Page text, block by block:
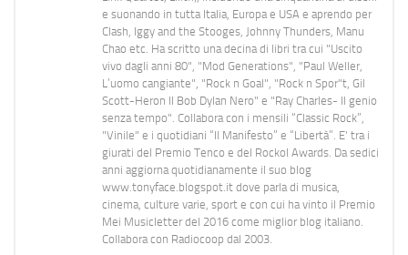
e suonando in tutta Italia, Europa e USA e aprendo per
Clash, Iggy and the Stooges, Johnny Thunders, Manu
Chao etc. Ha scritto una decina di libri tra cui "Uscito
vivo dagli anni 80", "Mod Generations", "Paul Weller,
L’uomo cangiante", "Rock n Goal", "Rock n Spor"t, Gil
Scott-Heron Il Bob Dylan Nero" e "Ray Charles- Il genio
senza tempo". Collabora con i mensili “Classic Rock”,
"Vinile" e i quotidiani “Il Manifesto” e “Libertà”. E' tra i
giurati del Premio Tenco e del Rockol Awards. Da sedici
anni aggiorna quotidianamente il suo blog
www.tonyface.blogspot.it dove parla di musica,
cinema, culture varie, sport e con cui ha vinto il Premio
Mei Musicletter del 2016 come miglior blog italiano.
Collabora con Radiocoop dal 2003.